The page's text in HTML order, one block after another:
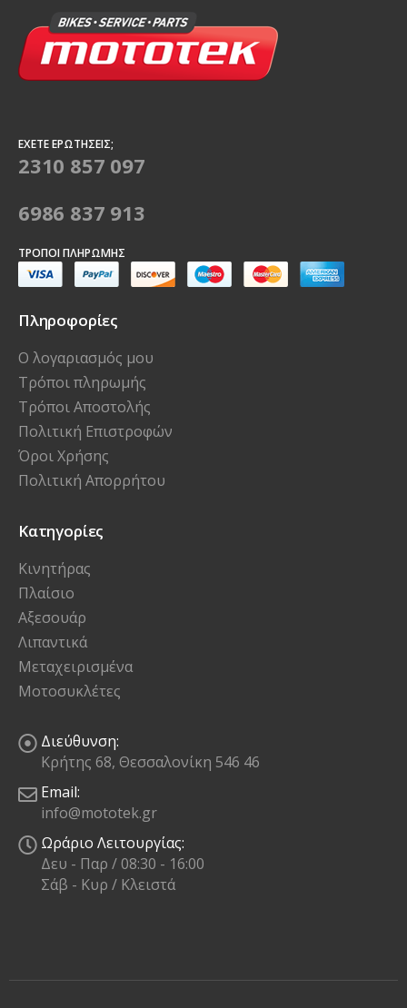
ΈΧΕΤΕ ΕΡΩΤΉΣΕΙΣ;
2310 857 097
6986 837 913
ΤΡΌΠΟΙ ΠΛΗΡΩΜΉΣ
Πληροφορίες
Ο λογαριασμός μου
Τρόποι πληρωμής
Τρόποι Αποστολής
Πολιτική Επιστροφών
Όροι Χρήσης
Πολιτική Απορρήτου
Κατηγορίες
Κινητήρας
Πλαίσιο
Αξεσουάρ
Λιπαντικά
Μεταχειρισμένα
Μοτοσυκλέτες
Διεύθυνση:
Κρήτης 68, Θεσσαλονίκη 546 46
Email:
info@mototek.gr
Ωράριο Λειτουργίας:
Δευ - Παρ / 08:30 - 16:00
Σάβ - Κυρ / Κλειστά